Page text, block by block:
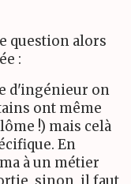
question alors
:
d'ingénieur on
ont même
!) mais celà
En
à un métier